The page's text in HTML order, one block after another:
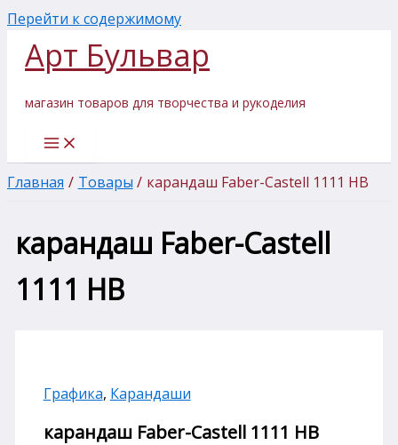
Перейти к содержимому
Арт Бульвар
магазин товаров для творчества и рукоделия
Главная Товары карандаш Faber-Castell 1111 HB
карандаш Faber-Castell
1111 HB
Графика, Карандаши
карандаш Faber-Castell 1111 HB